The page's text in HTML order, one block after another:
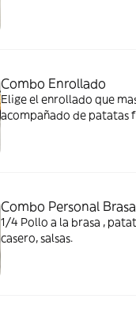
Combo Enrollado
Elige el enrollado que
acompañado de patatas
Combo Personal Brasa
1/4 Pollo a la brasa ,
casero, salsas.